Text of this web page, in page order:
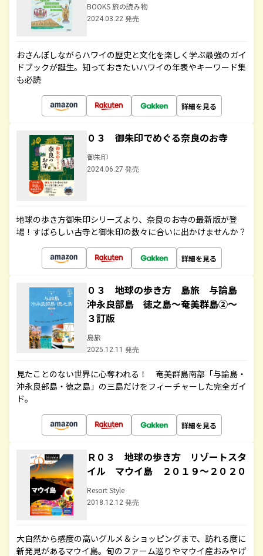
BOOKS 旅の読み物
2024.03.22 発売
おさんぽしながらハワイの歴史と文化を楽しく学ぶ最強のガイ
ドブックが誕生。知っておきたいハワイの年表やキーワード集
も必読
詳細を見る
０３ 御朱印でめぐる奈良のお寺
御朱印
2024.06.27 発売
地球の歩き方御朱印シリーズより、奈良のお寺の最新版が登
場！すばらしい古寺と御朱印の数々に合いに出かけませんか？
詳細を見る
０３ 地球の歩き方 島旅 与論島
沖永良部島 徳之島～奄美群島②～
３訂版
島旅
2025.12.11 発売
見たことのない世界に心奪われる！ 奄美群島南部「与論島・
沖永良部島・徳之島」の三島だけをフィーチャーした完全ガイ
ド。
詳細を見る
Ｒ０３ 地球の歩き方 リゾートスタ
イル マウイ島 ２０１９～２０２０
Resort Style
2018.12.12 発売
大自然から感度の高いグルメ＆ショッピングまで、訪れる度に
新発見があるマウイ島。旬のファーム巡りやマウイ産おみやげ